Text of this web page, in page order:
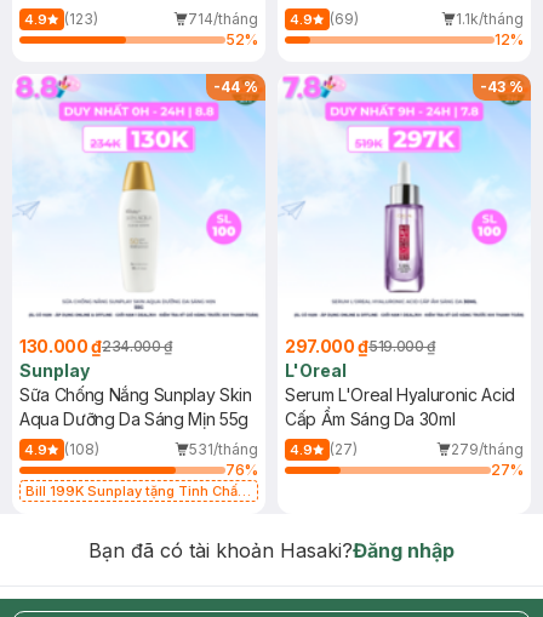
4.9 (123)
714/tháng
52%
(Mới)
4.9 (69)
1.1k/tháng
12%
-44%
130.000 ₫234.000 ₫
Sunplay
Sữa Chống Nắng Sunplay Skin
Aqua Dưỡng Da Sáng Mịn 55g
4.9 (108)
531/tháng
76%
Bill 199K Sunplay tặng Tinh Chất
-43%
297.000 ₫519.000 ₫
L'Oreal
Serum L'Oreal Hyaluronic Acid
Cấp Ẩm Sáng Da 30ml
4.9 (27)
279/tháng
27%
Bạn đã có tài khoản Hasaki?Đăng nhập